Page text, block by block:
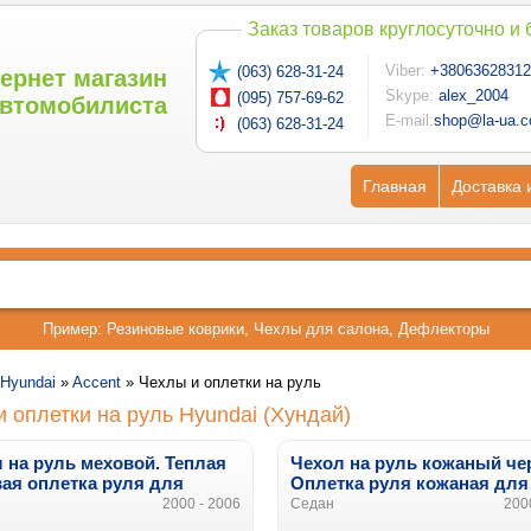
магазин
Заказ товаров круглосуточно
(063) 628-31-24
(095) 757-69-62
(063) 628-31-24
Viber:
Skype: alex_2004
E-mail:shop@la-
Главная Доставка
Пример: Резиновые коврики, Чехлы для салона, Дефлекторы
Hyundai » Accent » Чехлы и оплетки на руль
оплетки на руль Hyundai (Хундай)
на руль меховой. Теплая
оплетка руля для
2000 - 2006
Чехол на руль кожаный
Оплетка руля кожаная для
Hyundai
Седан